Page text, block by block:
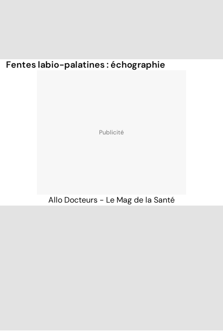
Fentes labio-palatines : échographie
Allo Docteurs - Le Mag de la Santé